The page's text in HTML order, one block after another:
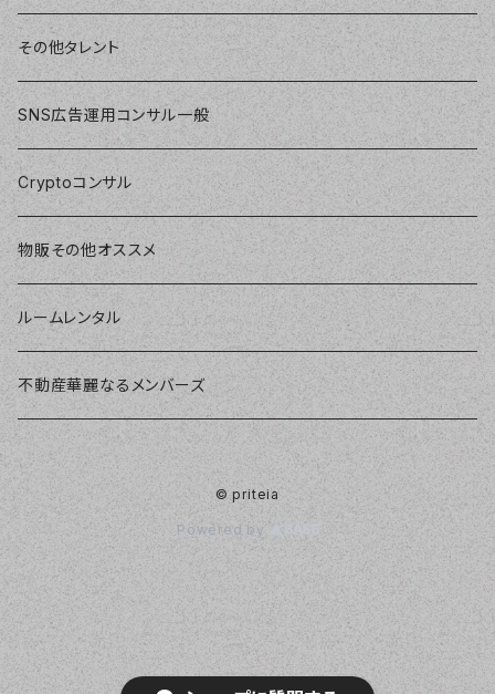
その他タレント
SNS広告運用コンサル一般
Cryptoコンサル
物販その他オススメ
ルームレンタル
不動産華麗なるメンバーズ
© priteia
Powered by